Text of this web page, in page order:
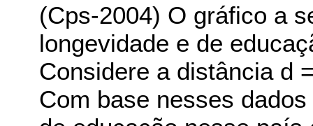
(Cps-2004) O gráfico a
longevidade e de
Considere a distância d
Com base nesses